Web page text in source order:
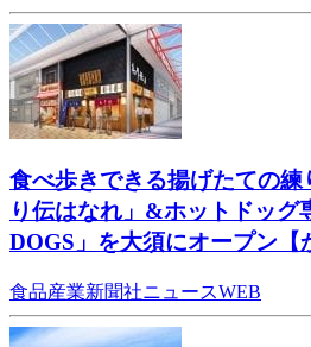
食べ歩きできる揚げたての
り伝はなれ」&ホットドッグ
DOGS」を大須にオープン【
食品産業新聞社ニュースWEB